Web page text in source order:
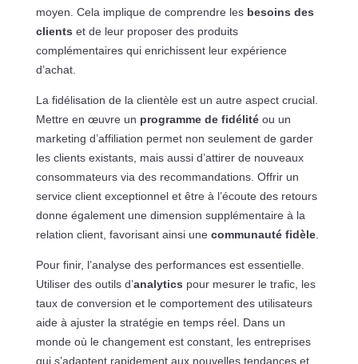
moyen. Cela implique de comprendre les besoins des
clients et de leur proposer des produits
complémentaires qui enrichissent leur expérience
d’achat.
La fidélisation de la clientèle est un autre aspect crucial.
Mettre en œuvre un programme de fidélitéou un
marketing d’affiliation permet non seulement de garder
les clients existants, mais aussi d’attirer de nouveaux
consommateurs via des recommandations. Offrir un
service client exceptionnel et être à l’écoute des retours
donne également une dimension supplémentaire à la
relation client, favorisant ainsi une communauté fidèle.
Pour finir, l’analyse des performances est essentielle.
Utiliser des outils d’analytics pour mesurer le trafic, les
taux de conversion et le comportement des utilisateurs
aide à ajuster la stratégie en temps réel. Dans un
monde où le changement est constant, les entreprises
qui s’adaptent rapidement aux nouvelles tendances et